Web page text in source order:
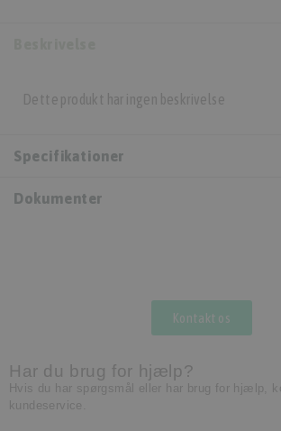
Dette produkt har ingen beskrivelse
Specifikationer
Dokumenter
Kontakt os
Har du brug for hjælp?
Hvis du har spørgsmål eller har brug for hjælp,
kundeservice.